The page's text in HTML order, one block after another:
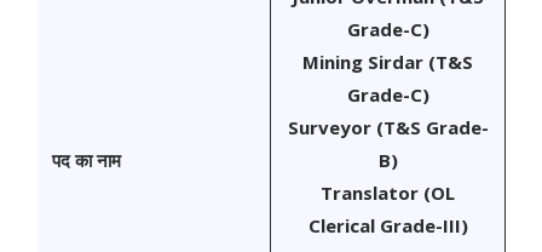
पद का नाम
Grade-C)
Mining Sirdar (T&S
Grade-C)
Surveyor (T&S Grade-
B)
Translator (OL
Clerical Grade-III)